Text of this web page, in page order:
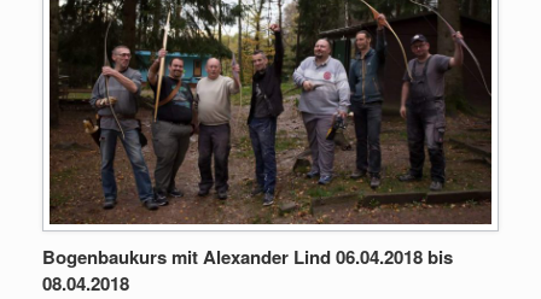
Bogenbaukurs mit Alexander Lind 06.04.2018 bis
08.04.2018